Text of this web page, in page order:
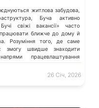
житлова забудова,
Буча активно
свіжі вакансії» часто
працювати ближче до дому й
Розуміння того, де саме
змогу швидше знаходити
працевлаштування
26 Січ, 2026